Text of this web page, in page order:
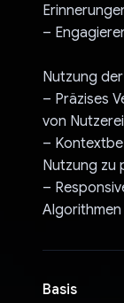
–
Nutzung
– Präzises
von
–
Nutzung zu
–
Basis